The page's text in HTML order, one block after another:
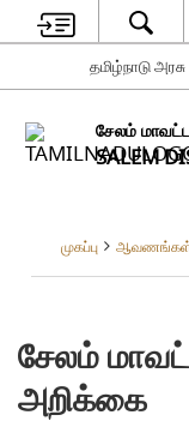
தமிழ்நாடு அரசு
சேலம்
SALEM
முகப்பு
சேலம்
அறிக்கை